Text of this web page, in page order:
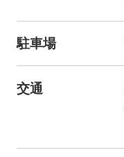
駐車場
交通